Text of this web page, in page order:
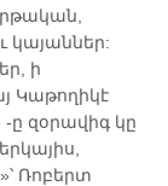
կայաններ:
ի
Կաթողիկէ
-ը զօրավիգ կը
Ռոբերտ